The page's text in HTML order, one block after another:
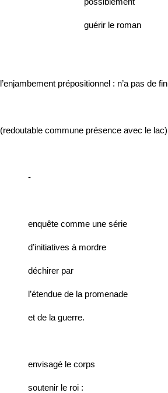
guérir le roman
l’enjambement prépositionnel : n’a pas de fin
(redoutable commune présence avec le lac)
-
enquête comme une série
d’initiatives à mordre
déchirer par
l’étendue de la promenade
et de la guerre.
envisagé le corps
soutenir le roi :